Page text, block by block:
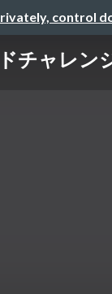
control
チャレン